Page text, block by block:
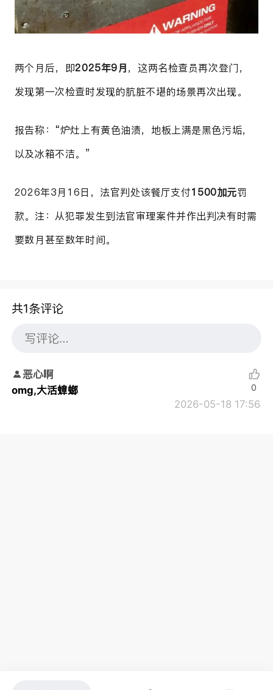
两个月后， 即2025年9月，这两名检查员再次登门，
发现第一次检查时发现的肮脏不堪的场景再次出现。
报告称：“炉灶上有黄色油渍，地板上满是黑色污垢，
以及冰箱不洁。”
2026年3月16日，法官判处该餐厅支付1500加元罚
款。注：从犯罪发生到法官审理案件并作出判决有时需
要数月甚至数年时间。
共1条评论
恶心啊
omg,大活蟑螂
2026-05-18 17:56
0